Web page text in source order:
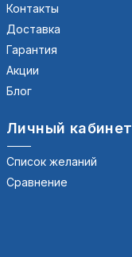
Контакты
Доставка
Гарантия
Акции
Блог
Личный кабинет
Список желаний
Сравнение